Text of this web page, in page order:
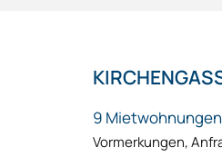
9 Mietwohnungen
Vormerkungen,